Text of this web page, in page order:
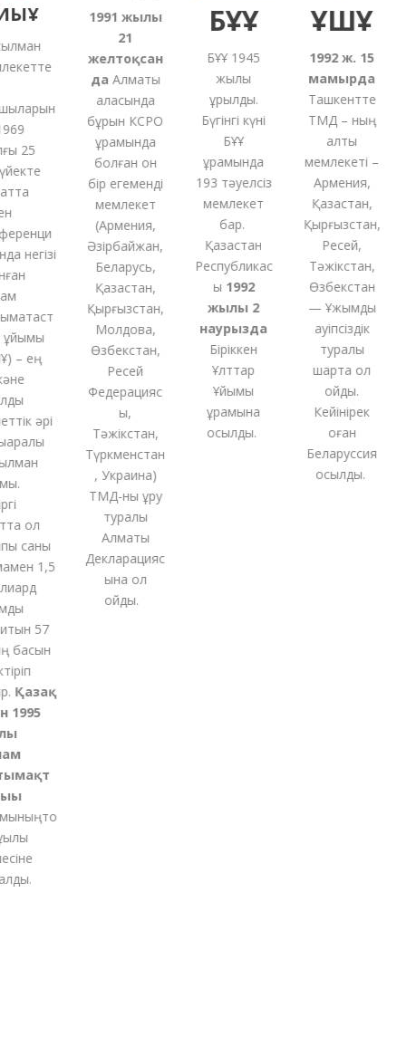
25
негізі
ең
әрі
ол
саны
1,5
57
Қазақ
то
1991жылғы
21
желтоқсан
даАлматы
қаласында
бұрын КСРО
құрамында
болғанон
бір егеменді
мемлекет
Армения,
Әзірбайжан,
Беларусь,
Қазақстан,
Қырғызстан,
Молдова,
Өзбекстан,
Ресей
Федерацияс
Тәжікстан,
Түркменстан
Украина)
ТМД-нықұру
туралы
Алматы
Декларацияс
ына қол
қойды.
БҰҰ
БҰҰ 1945
жылы
құрылды.
Бүгінгі күні
БҰҰ
құрамында
193 тәуелсіз
мемлекет
бар.
Қазақстан
Республикас
1992
жылы 2
наурызда
Біріккен
Ұлттар
Ұйымы
құрамына
қосылды.
ҰҚШҰ
1992 ж. 15
мамырда
Ташкентте
ТМД – ның
алты
мемлекеті –
Армения,
Қазақстан,
Қырғызстан,
Ресей,
Тәжікстан,
Өзбекстан
— Ұжымдық
қауіпсіздік
туралы
шартқа қол
қойды.
Кейінірек
оған
Беларуссия
қосылды.